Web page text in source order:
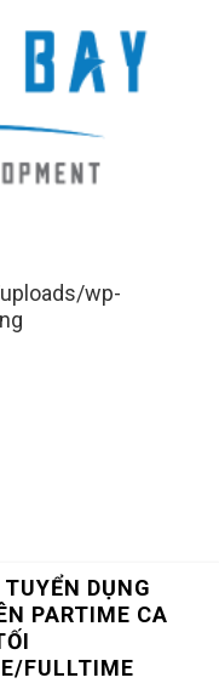
wp-
DỤNG
PARTIME CA
FULLTIME